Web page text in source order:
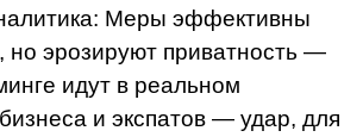
Меры эффективны
но эрозируют приватность —
идут в реальном
и экспатов — удар, для